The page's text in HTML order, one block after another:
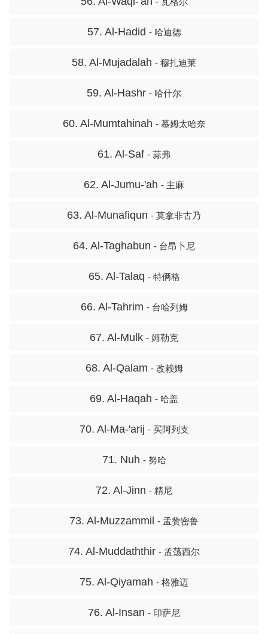
57. Al-Hadid - 哈迪德
58. Al-Mujadalah - 穆扎迪莱
59. Al-Hashr - 哈什尔
60. Al-Mumtahinah - 慕姆太哈奈
61. Al-Saf - 蒜弗
62. Al-Jumu-'ah - 主麻
63. Al-Munafiqun - 莫拿非古乃
64. Al-Taghabun - 台昂卜尼
65. Al-Talaq - 特俩格
66. Al-Tahrim - 台哈列姆
67. Al-Mulk - 姆勒克
68. Al-Qalam - 改赖姆
69. Al-Haqah - 哈盖
70. Al-Ma-'arij - 买阿列支
71. Nuh - 努哈
72. Al-Jinn - 精尼
73. Al-Muzzammil - 孟赞密鲁
74. Al-Muddaththir - 孟荡西尔
75. Al-Qiyamah - 格雅迈
76. Al-Insan - 印萨尼